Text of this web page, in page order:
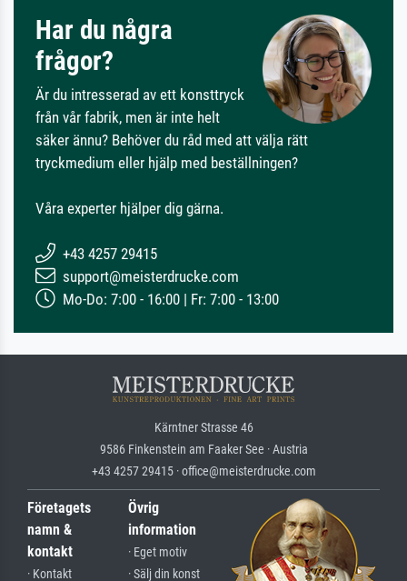
Har du några
frågor?
Är du intresserad av ett konsttryck
från vår fabrik, men är inte helt
säker ännu? Behöver du råd med att välja rätt
tryckmedium eller hjälp med beställningen?
Våra experter hjälper dig gärna.
+43 4257 29415
support@meisterdrucke.com
Mo-Do: 7:00 - 16:00 | Fr: 7:00 - 13:00
Kärntner Strasse 46
9586 Finkenstein am Faaker See · Austria
+43 4257 29415 · office@meisterdrucke.com
Företagets
namn &
kontakt
· Kontakt
Övrig
information
· Eget motiv
· Sälj din konst